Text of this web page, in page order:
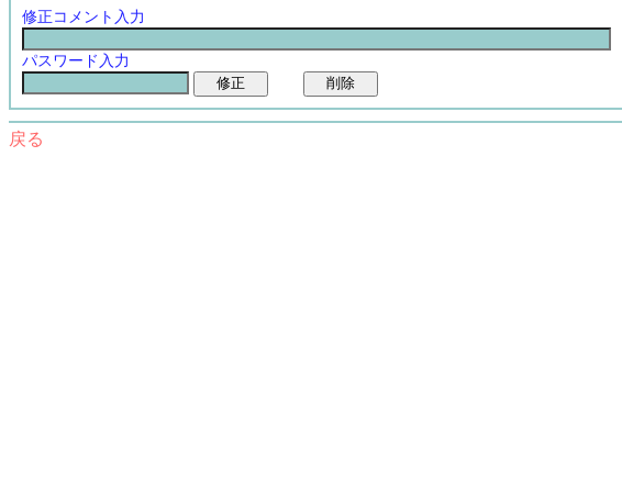
修正コメント入力
パスワード入力
戻る